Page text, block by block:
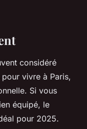
considéré
vivre à Paris,
Si vous
équipé, le
pour 2025.